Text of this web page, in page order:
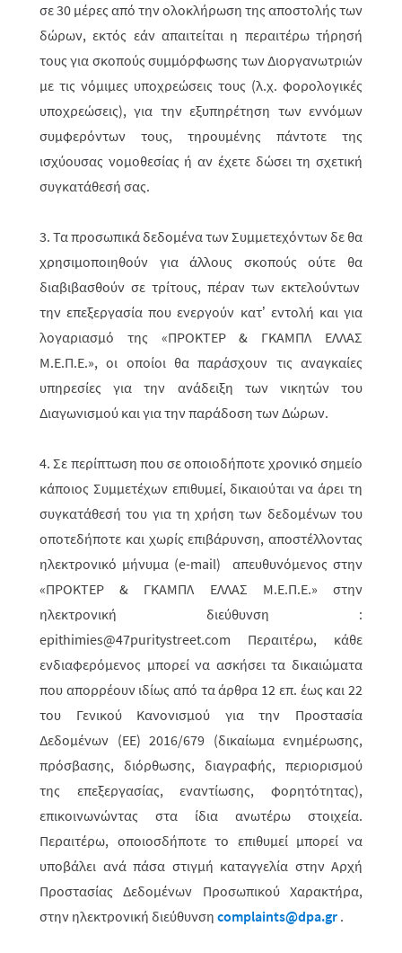
σε 30 μέρες από την ολοκλήρωση της αποστολής των
δώρων, εκτός εάν απαιτείται η περαιτέρω τήρησή
τους για σκοπούς συμμόρφωσης των Διοργανωτριών
με τις νόμιμες υποχρεώσεις τους (λ.χ. φορολογικές
υποχρεώσεις), για την εξυπηρέτηση των εννόμων
συμφερόντων τους, τηρουμένης πάντοτε της
ισχύουσας νομοθεσίας ή αν έχετε δώσει τη σχετική
συγκατάθεσή σας.
3. Τα προσωπικά δεδομένα των Συμμετεχόντων δε θα
χρησιμοποιηθούν για άλλους σκοπούς ούτε θα
διαβιβασθούν σε τρίτους, πέραν των εκτελούντων
την επεξεργασία που ενεργούν κατ’ εντολή και για
λογαριασμό της «ΠΡΟΚΤΕΡ & ΓΚΑΜΠΛ ΕΛΛΑΣ
M.Ε.Π.Ε.», οι οποίοι θα παράσχουν τις αναγκαίες
υπηρεσίες για την ανάδειξη των νικητών του
Διαγωνισμού και για την παράδοση των Δώρων.
4. Σε περίπτωση που σε οποιοδήποτε χρονικό σημείο
κάποιος Συμμετέχων επιθυμεί, δικαιούται να άρει τη
συγκατάθεσή του για τη χρήση των δεδομένων του
οποτεδήποτε και χωρίς επιβάρυνση, αποστέλλοντας
ηλεκτρονικό μήνυμα (e-mail) απευθυνόμενος στην
«ΠΡΟΚΤΕΡ & ΓΚΑΜΠΛ ΕΛΛΑΣ M.Ε.Π.Ε.» στην
ηλεκτρονική διεύθυνση :
epithimies@47puritystreet.com Περαιτέρω, κάθε
ενδιαφερόμενος μπορεί να ασκήσει τα δικαιώματα
που απορρέουν ιδίως από τα άρθρα 12 επ. έως και 22
του Γενικού Κανονισμού για την Προστασία
Δεδομένων (ΕΕ) 2016/679 (δικαίωμα ενημέρωσης,
πρόσβασης, διόρθωσης, διαγραφής, περιορισμού
της επεξεργασίας, εναντίωσης, φορητότητας),
επικοινωνώντας στα ίδια ανωτέρω στοιχεία.
Περαιτέρω, οποιοσδήποτε το επιθυμεί μπορεί να
υποβάλει ανά πάσα στιγμή καταγγελία στην Αρχή
Προστασίας Δεδομένων Προσωπικού Χαρακτήρα,
στην ηλεκτρονική διεύθυνση complaints@dpa.gr .